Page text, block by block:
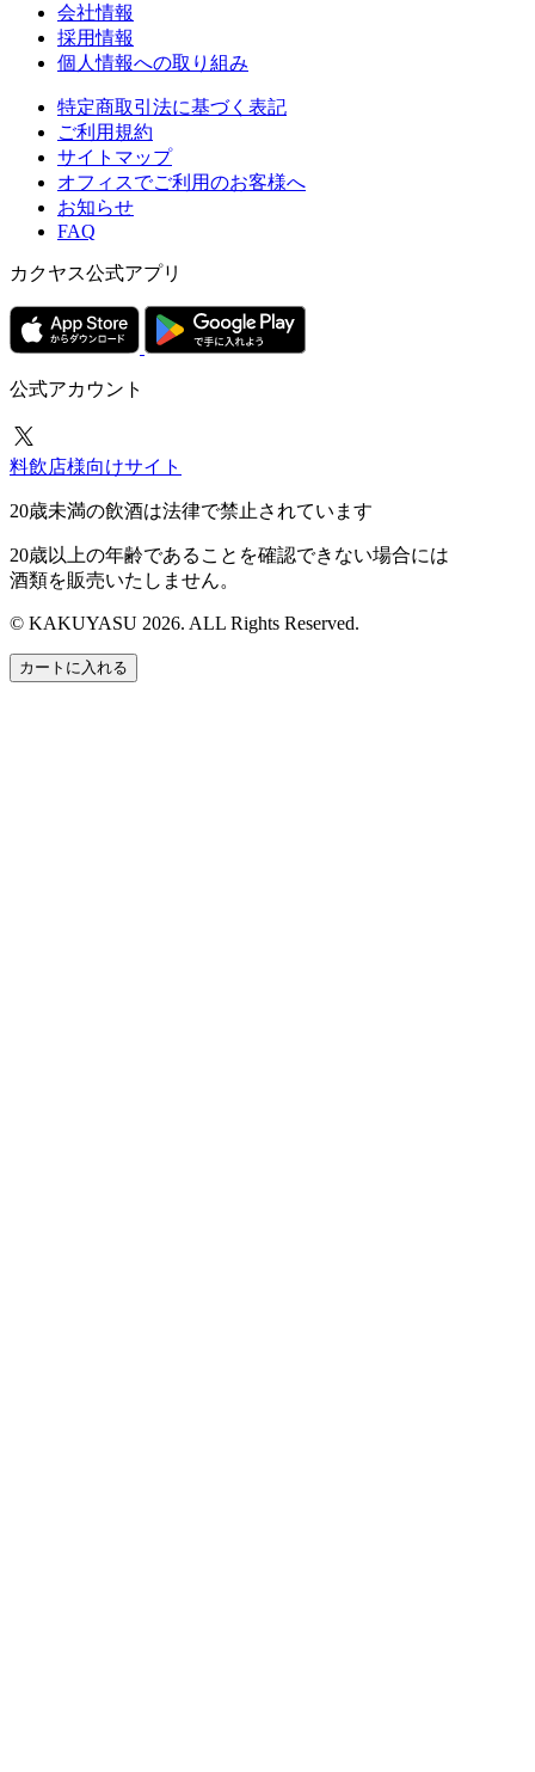
会社情報
採用情報
個人情報への取り組み
特定商取引法に基づく表記
ご利用規約
サイトマップ
オフィスでご利用のお客様へ
お知らせ
FAQ
カクヤス公式アプリ
公式アカウント
料飲店様向けサイト
20歳未満の飲酒は法律で禁止されています
20歳以上の年齢であることを確認できない場合には
酒類を販売いたしません。
© KAKUYASU 2026. ALL Rights Reserved.
カートに入れる